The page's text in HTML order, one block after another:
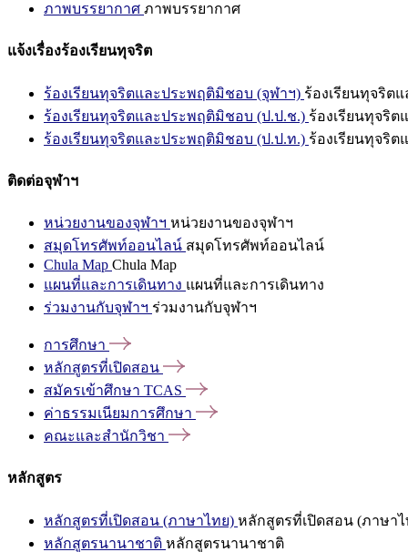
ภาพบรรยากาศ ภาพบรรยากาศ
แจ้งเรื่องร้องเรียนทุจริต
ร้องเรียนทุจริตและประพฤติมิชอบ (จุฬาฯ) ร้องเรียนทุจริต
ร้องเรียนทุจริตและประพฤติมิชอบ (ป.ป.ช.) ร้องเรียนทุจริ
ร้องเรียนทุจริตและประพฤติมิชอบ (ป.ป.ท.) ร้องเรียนทุจริ
ติดต่อจุฬาฯ
หน่วยงานของจุฬาฯ หน่วยงานของจุฬาฯ
สมุดโทรศัพท์ออนไลน์ สมุดโทรศัพท์ออนไลน์
Chula Map Chula Map
แผนที่และการเดินทาง แผนที่และการเดินทาง
ร่วมงานกับจุฬาฯ ร่วมงานกับจุฬาฯ
การศึกษา
หลักสูตรที่เปิดสอน
สมัครเข้าศึกษา TCAS
ค่าธรรมเนียมการศึกษา
คณะและสำนักวิชา
หลักสูตร
หลักสูตรที่เปิดสอน (ภาษาไทย) หลักสูตรที่เปิดสอน (ภาษาไ
หลักสูตรนานาชาติ หลักสูตรนานาชาติ